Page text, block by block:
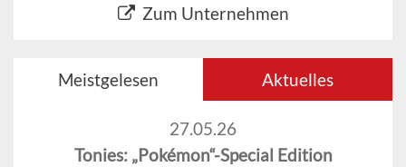
Zum Unternehmen
Meistgelesen Aktuelles
27.05.26
Tonies: „Pokémon“-Special Edition